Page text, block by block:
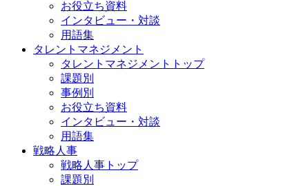
お役立ち資料
インタビュー・対談
用語集
タレントマネジメント
タレントマネジメントトップ
課題別
事例別
お役立ち資料
インタビュー・対談
用語集
戦略人事
戦略人事トップ
課題別